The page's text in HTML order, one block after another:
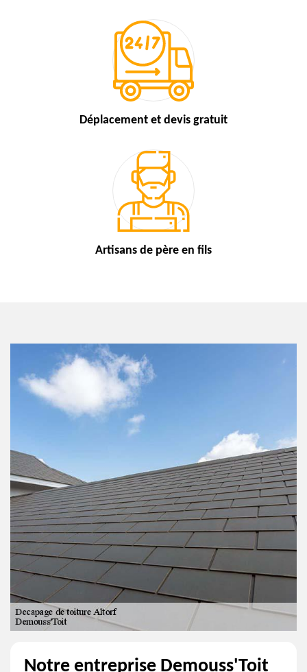
Déplacement et devis gratuit
Artisans de père en fils
Notre entreprise Demouss'Toit